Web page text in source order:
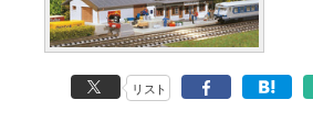
リスト